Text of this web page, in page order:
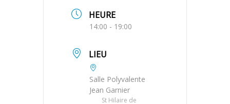
HEURE
14:00 - 19:00
LIEU
Salle Polyvalente
Jean Garnier
St Hilaire de